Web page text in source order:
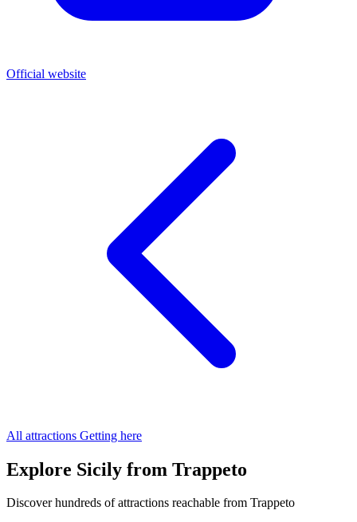
Official website
All attractions Getting here
Explore Sicily from Trappeto
Discover hundreds of attractions reachable from Trappeto